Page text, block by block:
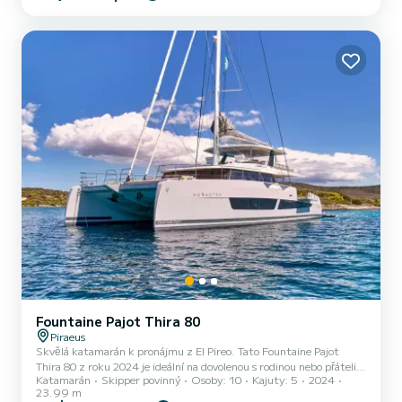
navíječi. Konkrétně zahrnuje následující vybavení: M...
Fountaine Pajot Thira 80
Piraeus
Skvělá katamarán k pronájmu z El Pireo. Tato Fountaine Pajot
Thira 80 z roku 2024 je ideální na dovolenou s rodinou nebo přáteli.
Počet komfortních kajut: 5 a počet osob na lodi: 10. S celkovou
délkou24 m a výkonem HP bude tato loď vaším nejlepším
Katamarán Skipper povinný Osoby: 10 Kajuty: 5
2024
23.99 m